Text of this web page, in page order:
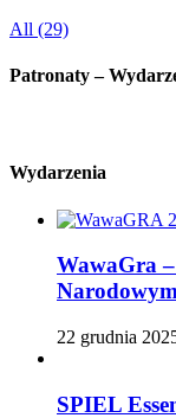
All (29)
Patronaty –
Wydarzenia
WawaGra
22 grudnia
SPIEL